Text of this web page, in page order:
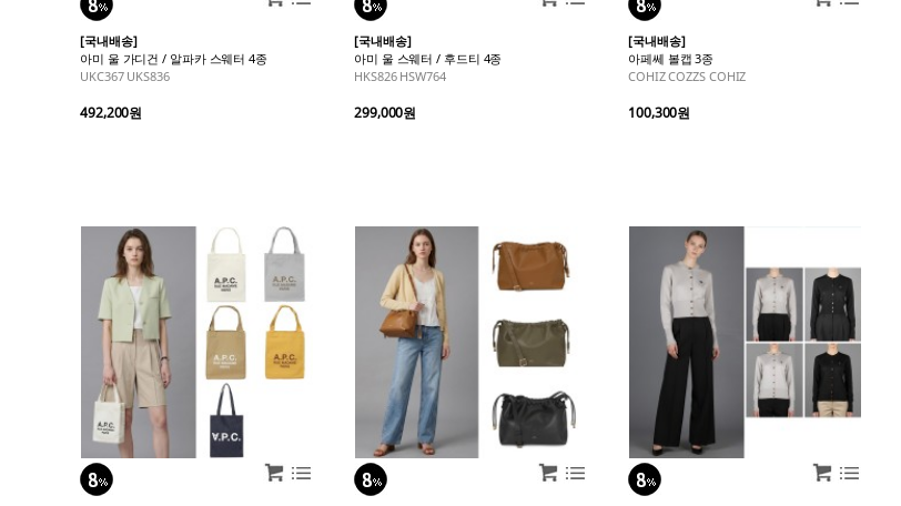
[국내배송]
아미 울 가디건 / 알파카 스웨터 4종
UKC367 UKS836
492,200원
[국내배송]
아미 울 스웨터 / 후드티 4종
HKS826 HSW764
299,000원
[국내배송]
아페쎄 볼캡 3종
COHIZ COZZS COHIZ
100,300원